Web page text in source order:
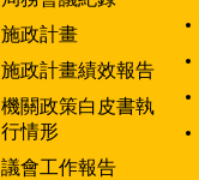
施政計畫
施政計畫績效報告
機關政策白皮書執
行情形
議會工作報告